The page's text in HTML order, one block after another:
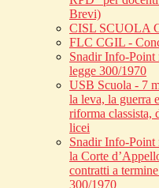
Brevi)
CISL SCUOLA
FLC CGIL -
Snadir Info-Point
legge 300/1970
USB Scuola - 7
la leva, la guerra
riforma classista,
licei
Snadir Info-
la Corte
contratti a
300/1970